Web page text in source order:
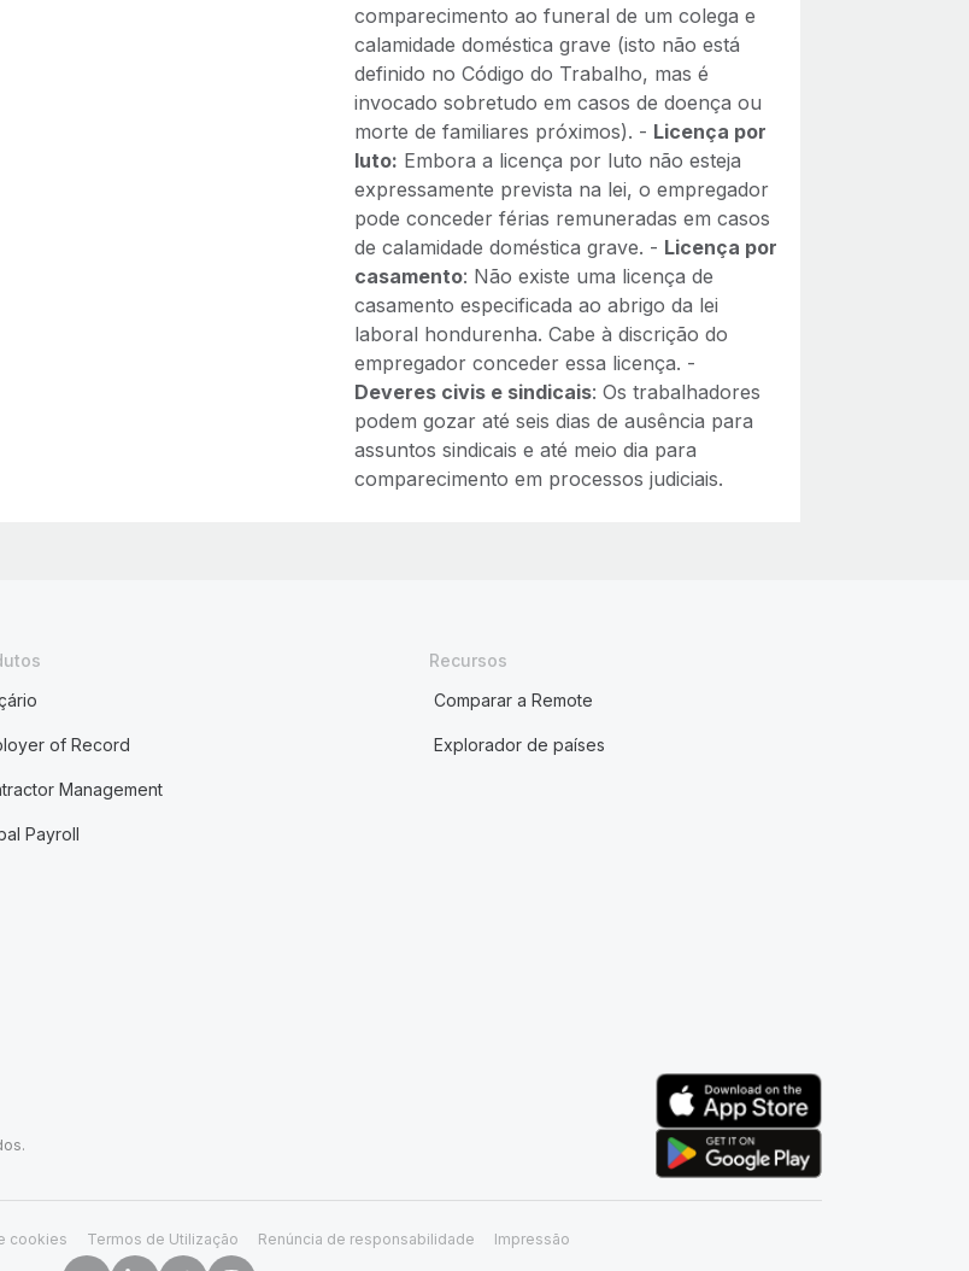
comparecimento ao funeral de um colega e
calamidade doméstica grave (isto não está
definido no Código do Trabalho, mas é
invocado sobretudo em casos de doença ou
morte de familiares próximos). - Licença por
luto: Embora a licença por luto não esteja
expressamente prevista na lei, o empregador
pode conceder férias remuneradas em casos
de calamidade doméstica grave. - Licença por
casamento: Não existe uma licença de
casamento especificada ao abrigo da lei
laboral hondurenha. Cabe à discrição do
empregador conceder essa licença. -
Deveres civis e sindicais: Os trabalhadores
podem gozar até seis dias de ausência para
assuntos sindicais e até meio dia para
comparecimento em processos judiciais.
of Record
Management
Payroll
Recursos
Comparar a Remote
Explorador de países
cookies Termos de Utilização Renúncia de responsabilidade Impressão